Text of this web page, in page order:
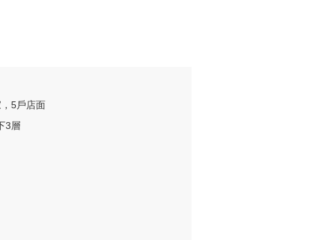
5戶店面
3層